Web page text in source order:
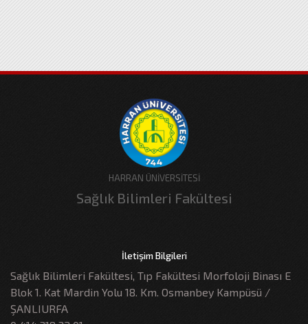
HARRAN ÜNİVERSİTESİ
Sağlık Bilimleri Fakültesi
İletişim Bilgileri
Sağlık Bilimleri Fakültesi, Tıp Fakültesi Morfoloji Binası E
Blok 1. Kat Mardin Yolu 18. Km. Osmanbey Kampüsü /
ŞANLIURFA